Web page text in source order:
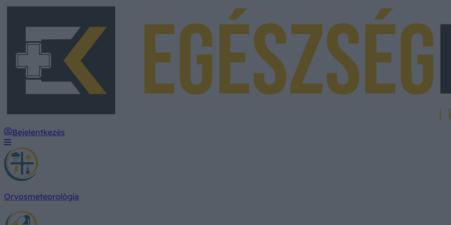
Bejelentkezés
Orvosmeteorológia